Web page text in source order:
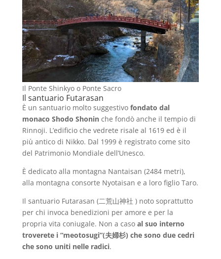
Il Ponte Shinkyo o Ponte Sacro
Il santuario Futarasan
È un santuario molto suggestivo fondato dal
monaco Shodo Shoninche fondò anche il tempio di
Rinnoji. L’edificio che vedrete risale al 1619 ed è il
più antico di Nikko. Dal 1999 è registrato come sito
del Patrimonio Mondiale dell’Unesco.
È dedicato alla montagna Nantaisan (2484 metri),
alla montagna consorte Nyotaisan e a loro figlio Taro.
Il santuario Futarasan (二荒山神社 ) noto soprattutto
per chi invoca benedizioni per amore e per la
propria vita coniugale. Non a caso al suo interno
troverete i “meotosugi”(夫婦杉) che sono due cedri
che sono uniti nelle radici.